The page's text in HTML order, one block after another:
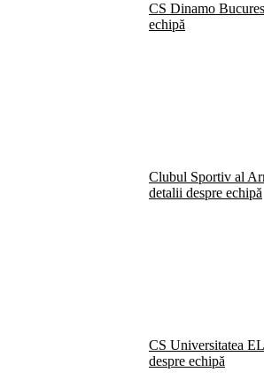
CS Dinamo
echipă
Clubul Sportiv al
detalii despre echipă
CS Universitatea
despre echipă